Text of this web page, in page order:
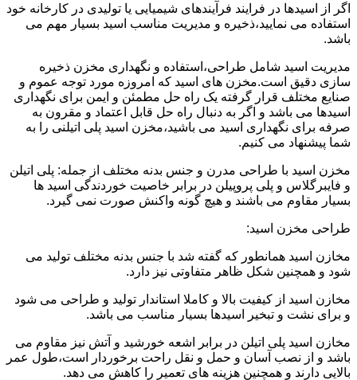
اگر از اسیدها در فرایند فرآیندهای شیمیایی یا تولیدی در کارخانه خود
استفاده می نمایید،ذخیره و مدیریت مناسب اسید بسیار مهم می
باشد.
مدیریت اسید شامل طراحی،استفاده و نگهداری مخزن ذخیره
سازی دقیق است.مخزن های اسید که امروزه مورد توجه عموم و
صنایع مختلف قرار گرفته یک راه حل مطمئن و ایمن برای نگهداری
اسیدها می باشد و اگر به دنبال راه حل قابل اعتماد و مقرون به
صرفه برای نگهداری اسید می باشید،مخزن اسید پلی اتیلنی را به
شما پیشنهاد می کنیم.
مخزن اسید با طراحی مدرن و جنس بدنه مختلف از جمله: پلی اتیلن
و فایبرگلاس و پلی پروپیلن در برابر خاصیت خوردندگی اسید ها
بسیار مقاوم می باشند و هیچ گونه واکنش صورت نمی گیرد.
طراحی مخزن اسید:
مخازن اسید همانطور که گفته شد با جنس بدنه مختلف تولید می
شود و همچنین شکل ظاهر متفاوتی نیز دارد.
مخازن اسید از کیفیت بالا و کاملا استاندار تولید و طراحی می شود
و برای نشت و تبخیر اسیدها بسیار مناسب می باشد.
مخازن اسید پلی اتیلن در برابر اشعه خورشید و آتش نیز مقاوم می
باشد و از نصب آسان و حمل و نقل راحت برخوردار است،طول عمر
بالایی دارند و همچنین هزینه های تعمیر را کاهش می دهد.